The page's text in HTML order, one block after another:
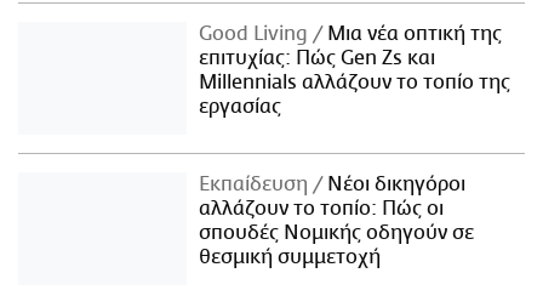
Good Living
Μια νέα οπτική της
επιτυχίας: Πώς Gen Zs και
Millennials αλλάζουν το τοπίο της
εργασίας
Εκπαίδευση
Νέοι δικηγόροι
αλλάζουν το τοπίο: Πώς οι
σπουδές Νομικής οδηγούν σε
θεσμική συμμετοχή